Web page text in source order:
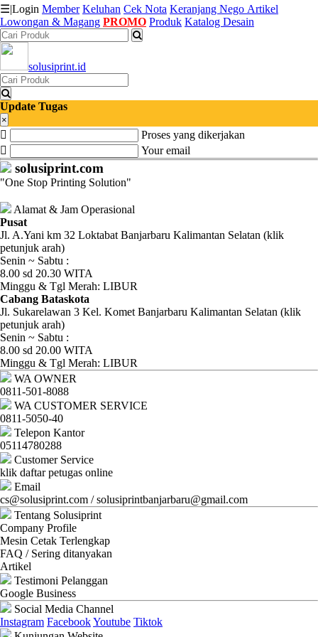
Katalog
Produk
Petugas
Riwayat
Transaksi
Tagihan
Berjalan
Pembayaran
Pendapatan
Fee
Ganti
Password
Logout
☰|Login Member Keluhan Cek Nota Keranjang Nego Artikel
Lowongan & Magang PROMO Produk Katalog Desain
solusiprint.id
Update Tugas
×
Proses yang dikerjakan
Your email
solusiprint.com
"One Stop Printing Solution"
Alamat & Jam Operasional
Pusat
Jl. A.Yani km 32 Loktabat Banjarbaru Kalimantan Selatan (klik
petunjuk arah)
Senin ~ Sabtu :
8.00 sd 20.30 WITA
Minggu & Tgl Merah: LIBUR
Cabang Bataskota
Jl. Sukarelawan 3 Kel. Komet Banjarbaru Kalimantan Selatan (klik
petunjuk arah)
Senin ~ Sabtu :
8.00 sd 20.00 WITA
Minggu & Tgl Merah: LIBUR
WA OWNER
0811-501-8088
WA CUSTOMER SERVICE
0811-5050-40
Telepon Kantor
05114780288
Customer Service
klik daftar petugas online
Email
cs@solusiprint.com / solusiprintbanjarbaru@gmail.com
Tentang Solusiprint
Company Profile
Mesin Cetak Terlengkap
FAQ / Sering ditanyakan
Artikel
Testimoni Pelanggan
Google Business
Social Media Channel
Instagram FacebookYoutube Tiktok